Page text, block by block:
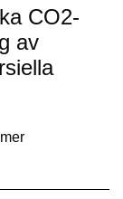
CO2-
av